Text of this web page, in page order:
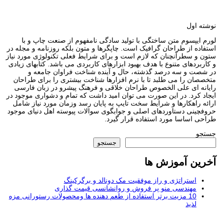
نوشته اول
لورم ایپسوم متن ساختگی با تولید سادگی نامفهوم از صنعت چاپ و با
استفاده از طراحان گرافیک است. چاپگرها و متون بلکه روزنامه و مجله در
ستون و سطرآنچنان که لازم است و برای شرایط فعلی تکنولوژی مورد نیاز
و کاربردهای متنوع با هدف بهبود ابزارهای کاربردی می باشد. کتابهای زیادی
در شصت و سه درصد گذشته، حال و آینده شناخت فراوان جامعه و
متخصصان را می طلبد تا با نرم افزارها شناخت بیشتری را برای طراحان
رایانه ای علی الخصوص طراحان خلاقی و فرهنگ پیشرو در زبان فارسی
ایجاد کرد. در این صورت می توان امید داشت که تمام و دشواری موجود در
ارائه راهکارها و شرایط سخت تایپ به پایان رسد وزمان مورد نیاز شامل
حروفچینی دستاوردهای اصلی و جوابگوی سوالات پیوسته اهل دنیای موجود
طراحی اساسا مورد استفاده قرار گیرد.
جستجو
جستجو
آخرین آموزش ها
استراتژی و راز موفقیت مک دونالد و برگرکینگ
مهندسی منو پر فروش و روانشانسی قیمت گذاری
10 مزیت برتر استفاده از طعم دهنده ها ومحصولات رستورانی مزه
لذیذ